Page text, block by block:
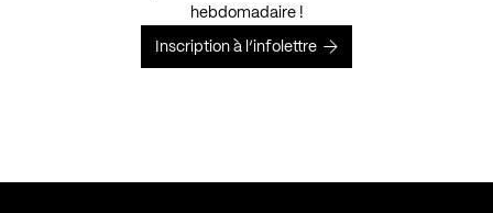
hebdomadaire !
Inscription à l’infolettre